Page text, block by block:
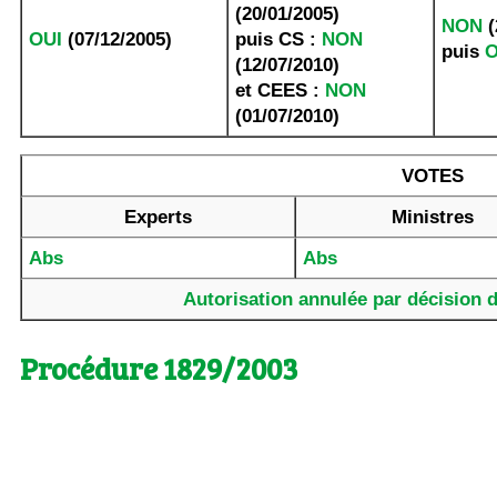
OUI (07/12/2005)
(20/01/2005)
puis CS : NON
(12/07/2010)
et CEES : NON
(01/07/2010)
NON
puis
VOTES
Experts
Ministres
Abs
Abs
Autorisation annulée par décision
Procédure 1829/2003